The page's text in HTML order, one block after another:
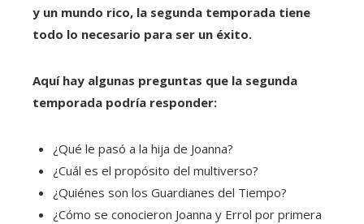
y un mundo rico, la segunda temporada tiene
todo lo necesario para ser un éxito.
Aquí hay algunas preguntas que la segunda
temporada podría responder:
¿Qué le pasó a la hija de Joanna?
¿Cuál es el propósito del multiverso?
¿Quiénes son los Guardianes del Tiempo?
¿Cómo se conocieron Joanna y Errol por primera